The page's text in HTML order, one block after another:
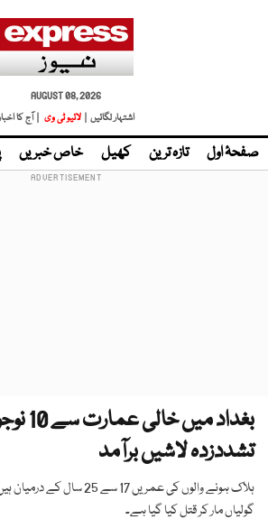
AUGUST 08, 2026
اشتہار لگائیں |
لائیو ٹی وی | آج کا
صفحۂ اول تازہ ترین کھیل خاص خبریں
بغداد
تشددزدہ لاشیں برآمد
ہلاک ہونے والوں کی عمریں 17
گولیاں مار کر قتل کیا گیا ہے۔